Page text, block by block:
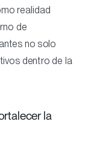
realidad
de
no solo
dentro de la
la